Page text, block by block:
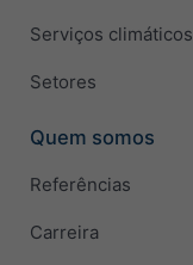
Serviços climáticos
Setores
Quem somos
Referências
Carreira